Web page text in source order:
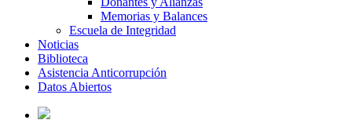
Memorias y Balances
Escuela de Integridad
Noticias
Biblioteca
Asistencia Anticorrupción
Datos Abiertos